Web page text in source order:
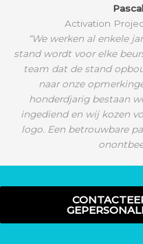
Activation
“We werken al enkele
stand wordt voor elke
team dat de stand
naar onze
honderdjarig bestaan
ingediend en wij kozen
logo. Een betrouwbare